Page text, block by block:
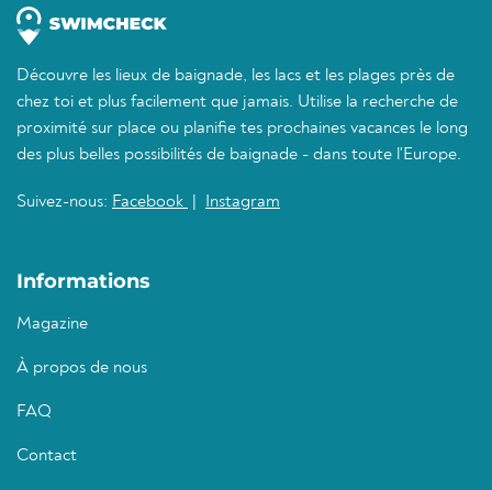
Découvre les lieux de baignade, les lacs et les plages près de
chez toi et plus facilement que jamais. Utilise la recherche de
proximité sur place ou planifie tes prochaines vacances le long
des plus belles possibilités de baignade - dans toute l'Europe.
Suivez-nous: Facebook Instagram
Informations
Magazine
À propos de nous
FAQ
Contact